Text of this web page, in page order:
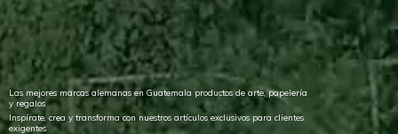
Las mejores marcas alemanas en Guatemala productos de arte, papelería
y regalos
Inspírate, crea y transforma con nuestros artículos exclusivos para clientes
exigentes